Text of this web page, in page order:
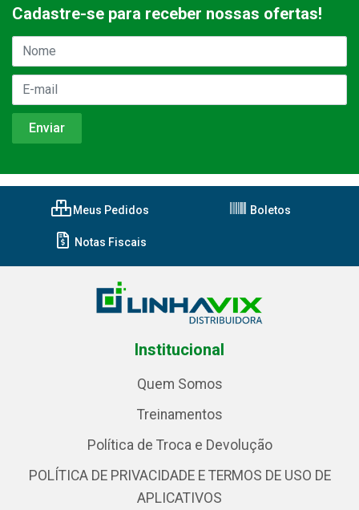
Cadastre-se para receber nossas ofertas!
Meus Pedidos Boletos
Notas Fiscais
Institucional
Quem Somos
Treinamentos
Política de Troca e Devolução
POLÍTICA DE PRIVACIDADE E TERMOS DE USO DE
APLICATIVOS